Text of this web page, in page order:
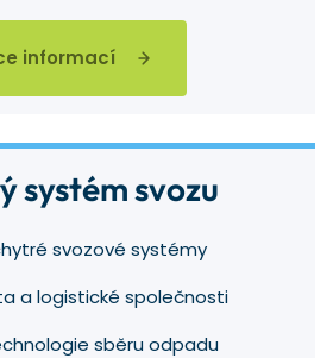
informací
systém svozu
svozové systémy
a logistické společnosti
sběru odpadu